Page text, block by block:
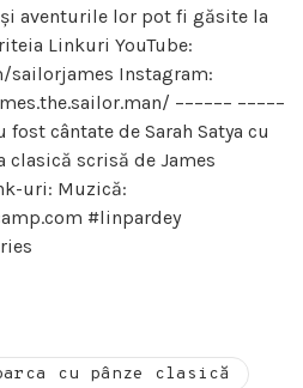
aventurile lor pot fi găsite la
Linkuri YouTube:
Instagram:
–––––– –––––
cântate de Sarah Satya cu
scrisă de James
uri: Muzică:
#linpardey
cu pânze clasică